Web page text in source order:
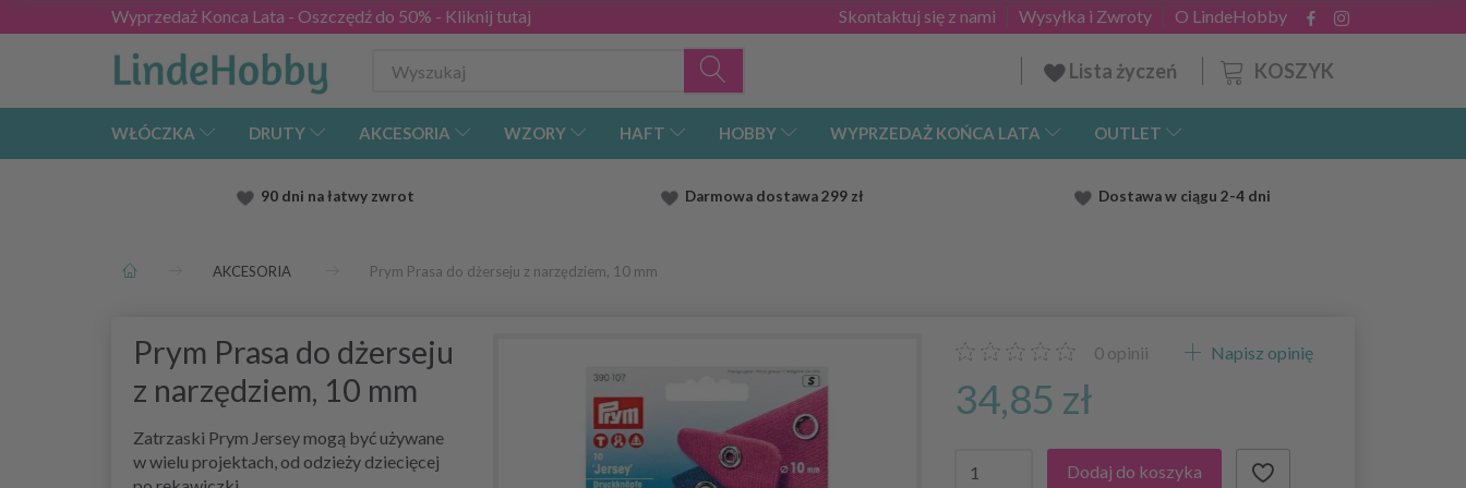
Wyprzedaż Konca Lata - Oszczędź do 50% - Kliknij tutaj O LindeHobby
Wysyłka i Zwroty
Skontaktuj się z nami
KOSZYK
Lista życzeń
WŁÓCZKA DRUTY AKCESORIA WZORY HAFT HOBBY WYPRZEDAŻ KOŃCA LATA OUTLET
90 dni na łatwy zwrot Darmowa dostawa299 zł Dostawaw ciągu 2-4 dni
AKCESORIA Prym Prasa do dżerseju z narzędziem, 10 mm
Prym Prasa do dżerseju
z narzędziem, 10 mm
Zatrzaski Prym Jersey mogą być używane
w wielu projektach, od odzieży dziecięcej
0 opinii Napisz opinię
34,85 zł
Dodaj do koszyka